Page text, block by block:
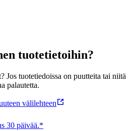
tuotetietoihin?
Jos tuotetiedoissa on puutteita tai niitä
palautetta.
välilehteen
30 päivää.*